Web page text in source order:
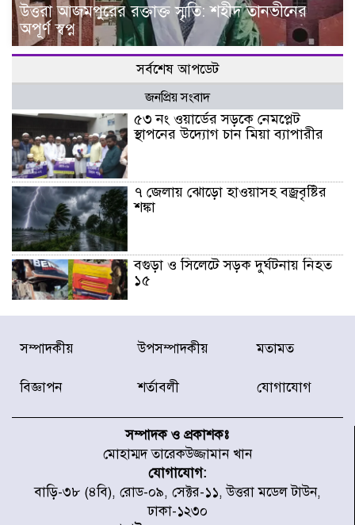
উত্তরা আজমপুরের রক্তাক্ত স্মৃতি: শহীদ তানভীনের
অপূর্ণ স্বপ্ন
সর্বশেষ আপডেট
জনপ্রিয় সংবাদ
৫৩ নং ওয়ার্ডের সড়কে নেমপ্লেট
স্থাপনের উদ্যোগ চান মিয়া ব্যাপারীর
৭ জেলায় ঝোড়ো হাওয়াসহ বজ্রবৃষ্টির
শঙ্কা
বগুড়া ও সিলেটে সড়ক দুর্ঘটনায় নিহত
১৫
জুলাইয়ে দেশজুড়ে ৪৫৮টি সড়ক
দুর্ঘটনায় ৪১৬ জন নিহত হয়েছেন
ফিরিয়ে প্রশংসায় ভাসছেন খিলক্ষেত
থানার ওসি
আজ থেকে উন্মুক্ত ‘জুলাই গণঅভ্যুত্থান
স্মৃতি জাদুঘর
সম্পাদকীয় উপসম্পাদকীয় মতামত
বিজ্ঞাপন শর্তাবলী যোগাযোগ
সম্পাদক ও প্রকাশকঃ
মোহাম্মদ তারেকউজ্জামান খান
যোগাযোগ:
বাড়ি-৩৮ (৪বি), রোড-০৯, সেক্টর-১১, উত্তরা মডেল টাউন,
ঢাকা-১২৩০